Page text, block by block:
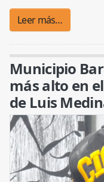
Leer más…
Municipio
más alto en
de Luis